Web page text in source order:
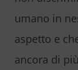
umano in
aspetto e
ancora di